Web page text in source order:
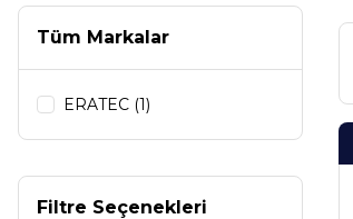
Tüm Markalar
ERATEC (1)
Filtre Seçenekleri